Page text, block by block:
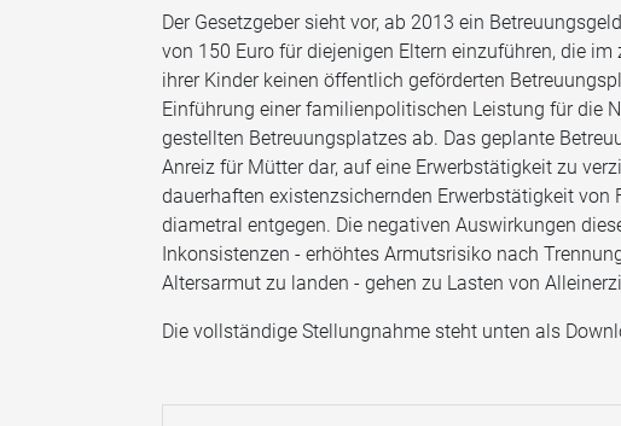
Der Gesetzgeber sieht vor, ab 2013 ein
von 150 Euro für diejenigen Eltern einzuführen, die
ihrer Kinder keinen öffentlich geförderten
Einführung einer familienpolitischen Leistung für die
gestellten Betreuungsplatzes ab. Das geplante
Anreiz für Mütter dar, auf eine Erwerbstätigkeit zu
dauerhaften existenzsichernden Erwerbstätigkeit von
diametral entgegen. Die negativen Auswirkungen
Inkonsistenzen - erhöhtes Armutsrisiko nach
Altersarmut zu landen - gehen zu Lasten von
Die vollständige Stellungnahme steht unten als